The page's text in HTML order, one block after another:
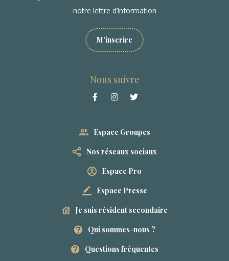
notre lettre d’information
M'inscrire
Nous suivre
Espace Groupes
Nos réseaux sociaux
Espace Pro
Espace Presse
Je suis résident secondaire
Qui sommes-nous ?
Questions fréquentes